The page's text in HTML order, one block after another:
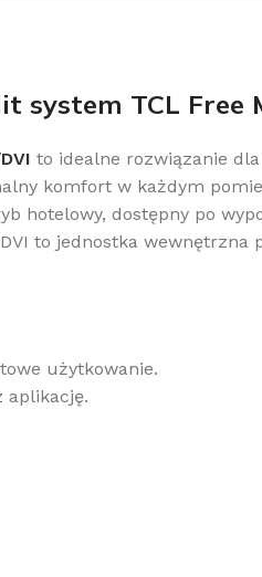
TCL Free
to idealne rozwiązanie
komfort w każdym
hotelowy, dostępny po
to jednostka
użytkowanie.
aplikację.